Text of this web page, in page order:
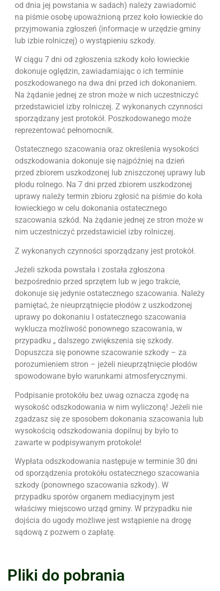
od dnia jej powstania w sadach) należy zawiadomić
na piśmie osobę upoważnioną przez koło łowieckie do
przyjmowania zgłoszeń (informacje w urzędzie gminy
lub izbie rolniczej) o wystąpieniu szkody.
W ciągu 7 dni od zgłoszenia szkody koło łowieckie
dokonuje oględzin, zawiadamiając o ich terminie
poszkodowanego na dwa dni przed ich dokonaniem.
Na żądanie jednej ze stron może w nich uczestniczyć
przedstawiciel izby rolniczej. Z wykonanych czynności
sporządzany jest protokół. Poszkodowanego może
reprezentować pełnomocnik.
Ostatecznego szacowania oraz określenia wysokości
odszkodowania dokonuje się najpóźniej na dzień
przed zbiorem uszkodzonej lub zniszczonej uprawy lub
płodu rolnego. Na 7 dni przed zbiorem uszkodzonej
uprawy należy termin zbioru zgłosić na piśmie do koła
łowieckiego w celu dokonania ostatecznego
szacowania szkód. Na żądanie jednej ze stron może w
nim uczestniczyć przedstawiciel izby rolniczej.
Z wykonanych czynności sporządzany jest protokół.
Jeżeli szkoda powstała i została zgłoszona
bezpośrednio przed sprzętem lub w jego trakcie,
dokonuje się jedynie ostatecznego szacowania. Należy
pamiętać, że nieuprzątnięcie płodów z uszkodzonej
uprawy po dokonaniu I ostatecznego szacowania
wyklucza możliwość ponownego szacowania, w
przypadku „ dalszego zwiększenia się szkody.
Dopuszcza się ponowne szacowanie szkody – za
porozumieniem stron – jeżeli nieuprzątnięcie płodów
spowodowane było warunkami atmosferycznymi.
Podpisanie protokółu bez uwag oznacza zgodę na
wysokość odszkodowania w nim wyliczoną! Jeżeli nie
zgadzasz się ze sposobem dokonania szacowania lub
wysokością odszkodowania dopilnuj by było to
zawarte w podpisywanym protokole!
Wypłata odszkodowania następuje w terminie 30 dni
od sporządzenia protokółu ostatecznego szacowania
szkody (ponownego szacowania szkody). W
przypadku sporów organem mediacyjnym jest
właściwy miejscowo urząd gminy. W przypadku nie
dojścia do ugody możliwe jest wstąpienie na drogę
sądową z pozwem o zapłatę.
Pliki do pobrania